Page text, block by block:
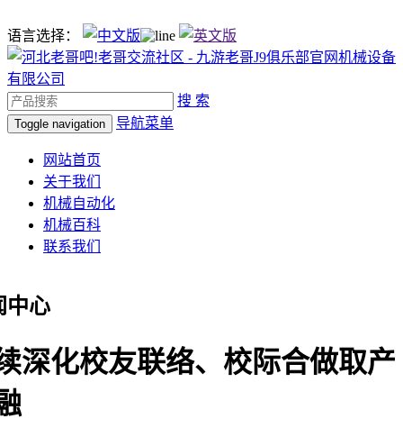
语言选择：
搜 索
Toggle navigation 导航菜单
网站首页
关于我们
机械自动化
机械百科
联系我们
中心
深化校友联络、校际合做取产